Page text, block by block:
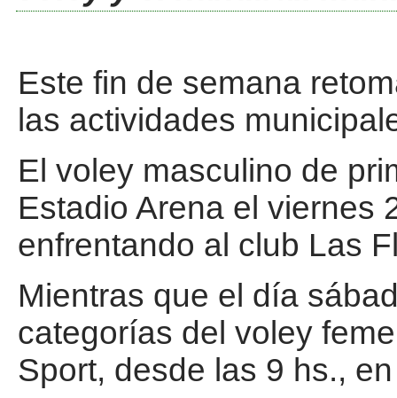
Este fin de semana
las actividades
El voley masculino de
Estadio Arena el viernes
enfrentando al club Las
Mientras que el día
categorías del voley
Sport, desde las 9 hs.,